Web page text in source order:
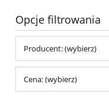
Opcje filtrowania
Producent: (wybierz)
Cena: (wybierz)